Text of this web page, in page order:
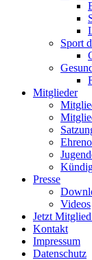
Sport
Mitglieder
Presse
Videos
Jetzt
Kontakt
Impressum
Datenschutz